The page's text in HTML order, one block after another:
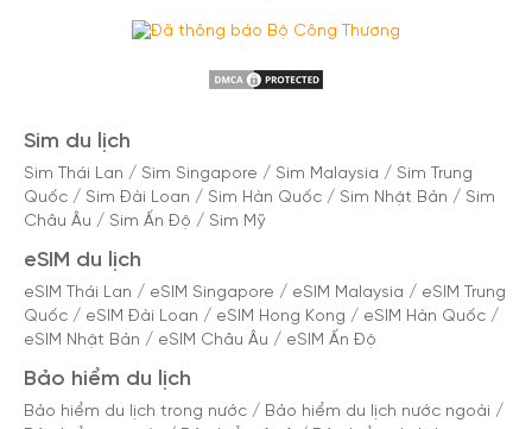
Sim du lịch
Sim Thái Lan / Sim Singapore / Sim Malaysia / Sim Trung
Quốc / Sim Đài Loan / Sim Hàn Quốc / Sim Nhật Bản / Sim
Châu Âu / Sim Ấn Độ / Sim Mỹ
eSIM du lịch
eSIM Thái Lan / eSIM Singapore / eSIM Malaysia / eSIM Trung
Quốc / eSIM Đài Loan / eSIM Hong Kong / eSIM Hàn Quốc /
eSIM Nhật Bản / eSIM Châu Âu / eSIM Ấn Độ
Bảo hiểm du lịch
Bảo hiểm du lịch trong nước / Bảo hiểm du lịch nước ngoài /